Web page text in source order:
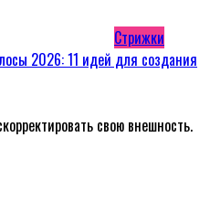
Стрижки
2026: 11 идей для создания
свою внешность.